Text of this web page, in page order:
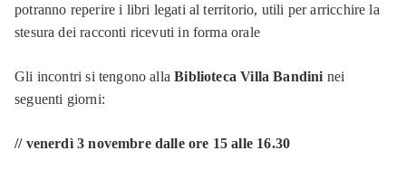
potranno reperire i libri legati al territorio, utili per arricchire la
stesura dei racconti ricevuti in forma orale
Gli incontri si tengono allaBiblioteca Villa Bandini nei
seguenti giorni:
// venerdì 3 novembre dalle ore 15 alle 16.30